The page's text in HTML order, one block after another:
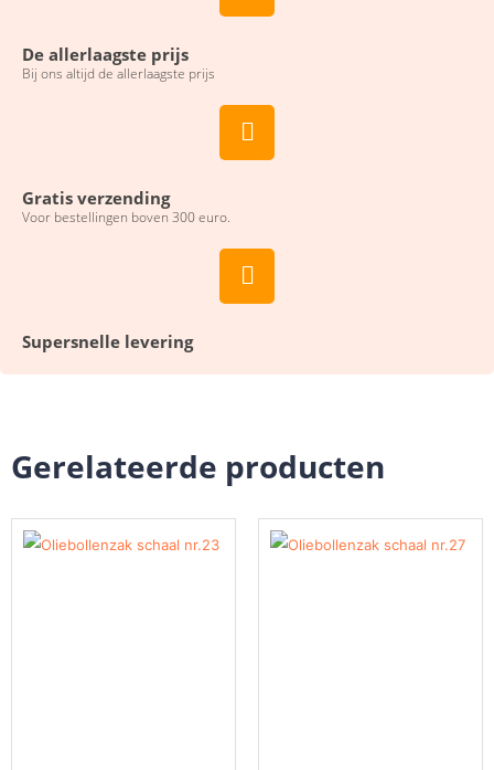
De allerlaagste prijs
Bij ons altijd de allerlaagste prijs
Gratis verzending
Voor bestellingen boven 300 euro.
Supersnelle levering
Gerelateerde producten